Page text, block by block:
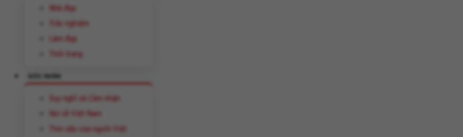
Nhà đẹp
Trắc nghiệm
Làm đẹp
Thời trang
GÓC NHÌN
Suy nghĩ và Cảm nhận
Nói về Việt Nam
Thói xấu của người Việt